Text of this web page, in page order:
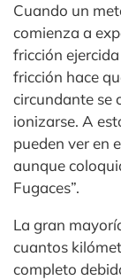
Cuando un
comienza a
fricción
fricción hace
circundante se
ionizarse. A
pueden ver en
aunque
Fugaces”.
La gran
cuantos
completo